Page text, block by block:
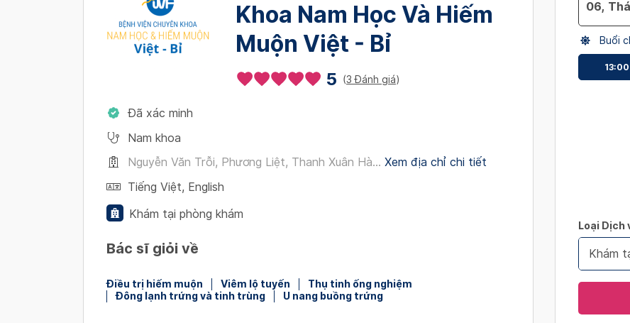
Khoa Nam Học Và Hiếm
Muộn Việt - Bỉ
5 (3 Đánh giá)
Đã xác minh
Nam khoa
Nguyễn Văn Trỗi, Phương Liệt, Thanh Xuân Hà... Xem địa chỉ chi tiết
Tiếng Việt, English
Khám tại phòng khám
Bác sĩ giỏi về
Điều trị hiếm muộn Viêm lộ tuyến
Thụ tinh ống nghiệm
Đông lạnh trứng và tinh trùng
U nang buồng trứng
forward
interact
the
question
key
get
Buổi
13:00
Loại Dịch
Khám